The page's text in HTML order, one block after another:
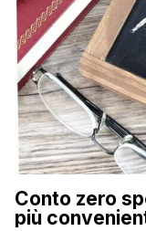
Conto zero
più